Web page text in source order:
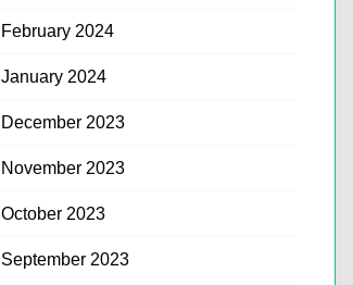
February 2024
January 2024
December 2023
November 2023
October 2023
September 2023